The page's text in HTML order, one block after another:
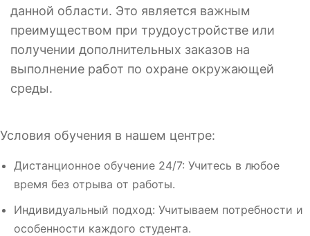
данной области. Это является важным
преимуществом при трудоустройстве или
получении дополнительных заказов на
выполнение работ по охране окружающей
среды.
Условия обучения в нашем центре:
Дистанционное обучение 24/7: Учитесь в любое
время без отрыва от работы.
Индивидуальный подход: Учитываем потребности и
особенности каждого студента.